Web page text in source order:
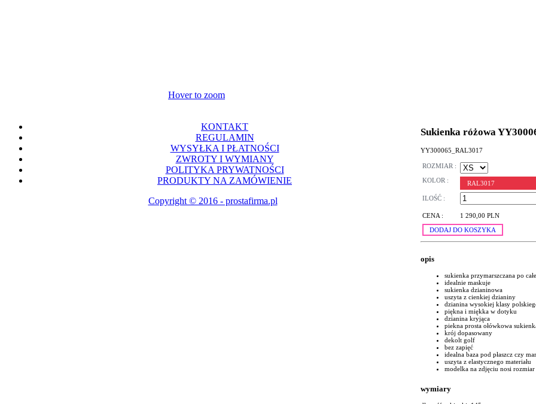
Hover to zoom
Sukienka różowa
YY300065_RAL3017
ROZMIAR :
KOLOR :
RAL3017
ILOŚĆ :
CENA :
1 290,00 PLN
DODAJ DO KOSZYKA
opis
sukienka przymarszczana po
idealnie maskuje
sukienka dzianinowa
uszyta z cienkiej dzianiny
dzianina wysokiej klasy
piękna i miękka w dotyku
dzianina kryjąca
piekna prosta ołówkowa
krój dopasowany
dekolt golf
bez zapięć
idealna baza pod płaszcz czy
uszyta z elastycznego materiału
modelka na zdjęciu nosi
wymiary
KONTAKT
REGULAMIN
WYSYŁKA I PŁATNOŚCI
ZWROTY I WYMIANY
POLITYKA PRYWATNOŚCI
PRODUKTY NA ZAMÓWIENIE
Copyright © 2016 - prostafirma.pl